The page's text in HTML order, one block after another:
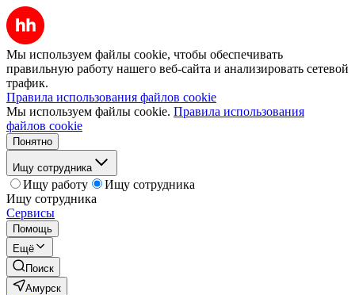
Мы используем файлы cookie, чтобы обеспечивать
правильную работу нашего веб-сайта и анализировать сетевой
трафик.
Правила использования файлов cookie
Мы используем файлы cookie. Правила использования
файлов cookie
Понятно
Ищу сотрудника
Ищу работу
Ищу сотрудника
Ищу сотрудника
Сервисы
Помощь
Ещё
Поиск
Амурск